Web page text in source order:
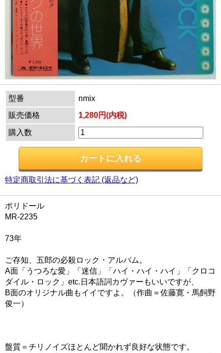
型番
nmix
販売価格
1,280円(内税)
購入数
特定商取引法に基づく表記 (返品など)
ポリドール
MR-2235
73年
ご存知、五郎の必殺ロック・アルバム。
A面「うつろな愛」「迷信」「ハイ・ハイ・ハイ」「クロコ
ダイル・ロック」etc.日本語詞カヴァーもいいですが、
B面のオリジナル曲もイイですよ。（作曲＝佐藤寛・馬飼野
俊一）
盤質＝チリノイズほとんど聞かれず良好な状態です。